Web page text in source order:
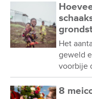
Het
geweld
voorbije
8